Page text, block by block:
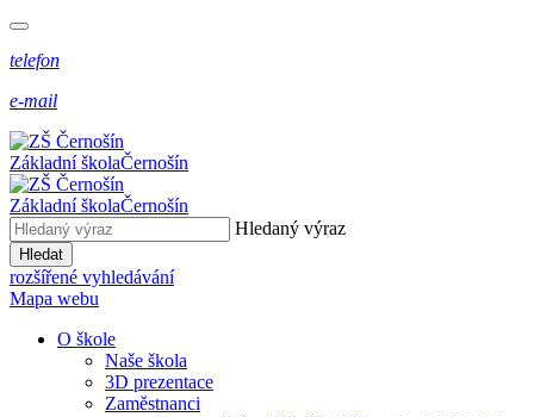
telefon
e-mail
Základní školaČernošín
Základní školaČernošín
Hledaný výraz
Hledat
rozšířené vyhledávání
Mapa webu
O škole
Naše škola
3D prezentace
Zaměstnanci